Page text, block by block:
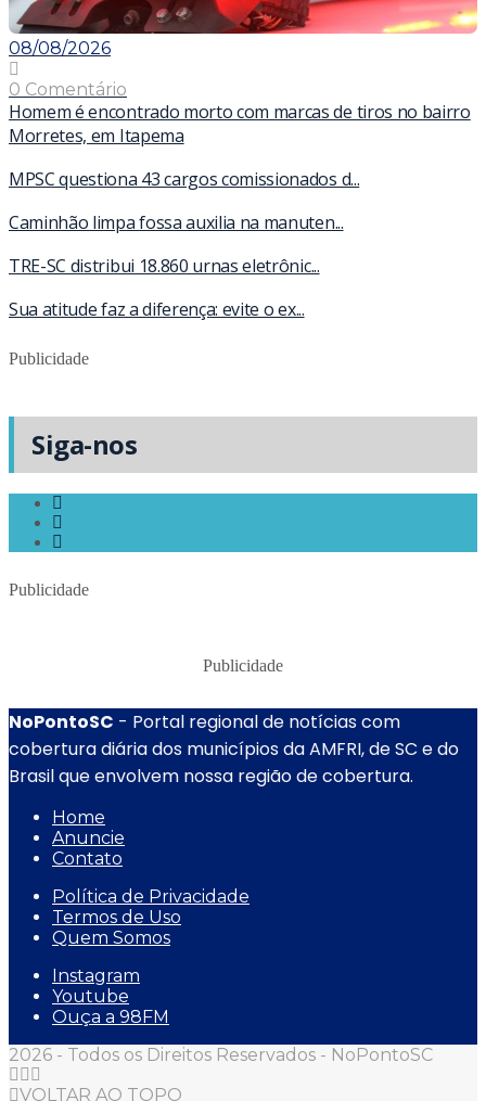
08/08/2026
0 Comentário
Homem é encontrado morto com marcas de tiros no bairro
Morretes, em Itapema
MPSC questiona 43 cargos comissionados d...
Caminhão limpa fossa auxilia na manuten...
TRE-SC distribui 18.860 urnas eletrônic...
Sua atitude faz a diferença: evite o ex...
Publicidade
Siga-nos
Publicidade
Publicidade
NoPontoSC - Portal regional de notícias com
cobertura diária dos municípios da AMFRI, de SC e do
Brasil que envolvem nossa região de cobertura.
Home
Anuncie
Contato
Política de Privacidade
Termos de Uso
Quem Somos
Instagram
Youtube
Ouça a 98FM
2026 - Todos os Direitos Reservados - NoPontoSC
VOLTAR AO TOPO